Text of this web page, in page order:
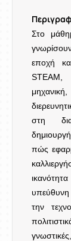
Στο
εποχή
STEAM,
στη
πώς
υπεύθυνη
την